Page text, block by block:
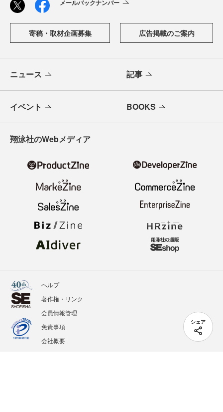
シェア
メールバックナンバー
寄稿・取材企画募集 広告掲載のご案内
ニュース 記事
イベント BOOKS
翔泳社のWebメディア
ヘルプ
著作権・リンク
会員情報管理
免責事項
会社概要